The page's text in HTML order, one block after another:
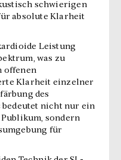
schwierigen
absolute Klarheit
Leistung
was zu
offenen
Klarheit einzelner
des
nicht nur ein
sondern
für